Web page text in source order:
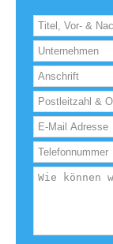
Lass
dieses
Feld
leer